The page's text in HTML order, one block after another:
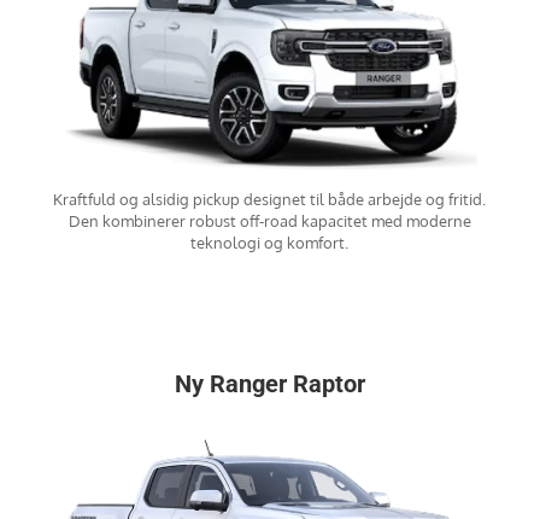
Kraftfuld og alsidig pickup designet til både arbejde og fritid.
Den kombinerer robust off-road kapacitet med moderne
teknologi og komfort.
Ny Ranger Raptor